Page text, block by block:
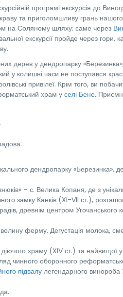
програмі екскурсія до
та приголомшливу грань
на Соляному шляху: саме через
екскурсії пройде через гори,
дерев у дендропарку
у колишні часи не поступався
привілеї. Крім того, ви
храм у селі Бене.
дендропарку «Березинка»,
– с. Велика Копаня, де з
замку Канків (XI-VII ст.),
древнім центром Угочанського
ферму. Дегустація молока,
діючого храму (XIV ст.) та найвищої у
чинного оборонного
підвалу легендарного винороба